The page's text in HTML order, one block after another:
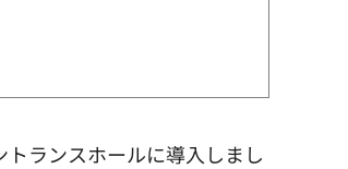
ランスホールに導入しまし